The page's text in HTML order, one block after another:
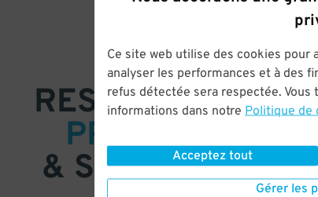
Ce site web utilise des cookies
analyser les performances et à des
refus détectée sera respectée. Vous
informations dans notre Politique de
Acceptez tout
Gérer les
RESERVE
PREPAY
& SAVE